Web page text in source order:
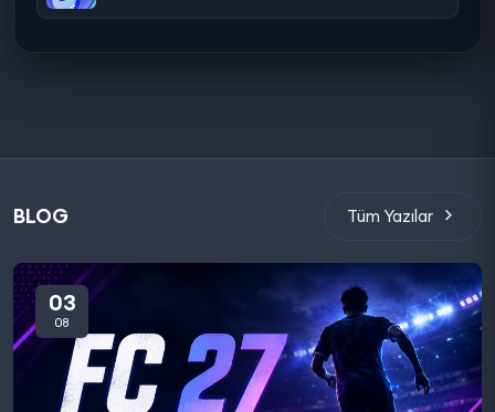
BLOG Tüm Yazılar
03
08